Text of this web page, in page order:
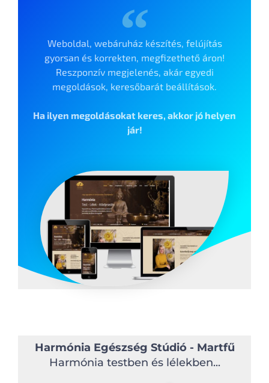
Weboldal, webáruház készítés, felújítás
gyorsan és korrekten, megfizethető áron!
Reszponzív megjelenés, akár egyedi
megoldások, keresőbarát beállítások.
Ha ilyen megoldásokat keres, akkor jó helyen
jár!
Harmónia Egészség Stúdió - Martfű
Harmónia testben és lélekben...